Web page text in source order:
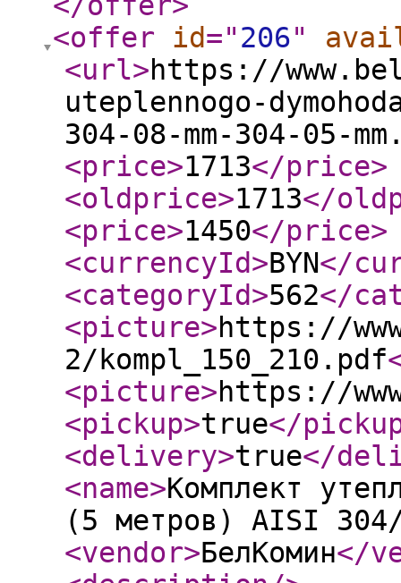
<offer
id="206"
<url>https://
uteplennogo-
304-08-mm-304-05-
<price>1713</price>
<oldprice>1713</
<price>1450</price>
<currencyId>BYN</
<categoryId>562</
<picture>https://
2/kompl_150_210.pdf
<picture>https://
<pickup>true</
<delivery>true</
<name>Комплект
(5 метров) AISI
<vendor>БелКомин</